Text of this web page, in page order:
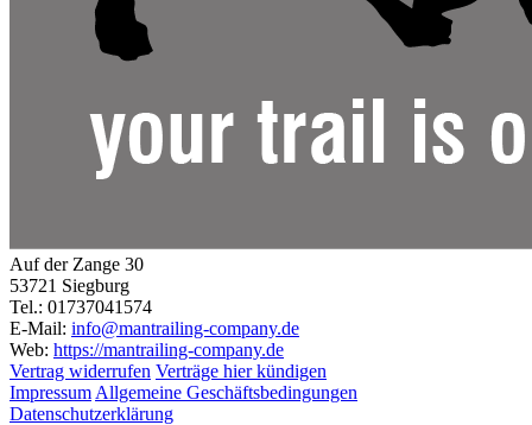
Auf der Zange 30
53721 Siegburg
Tel.: 01737041574
E-Mail: info@mantrailing-company.de
Web: https://mantrailing-company.de
Vertrag widerrufen Verträge hier kündigen
Impressum Allgemeine Geschäftsbedingungen
Datenschutzerklärung